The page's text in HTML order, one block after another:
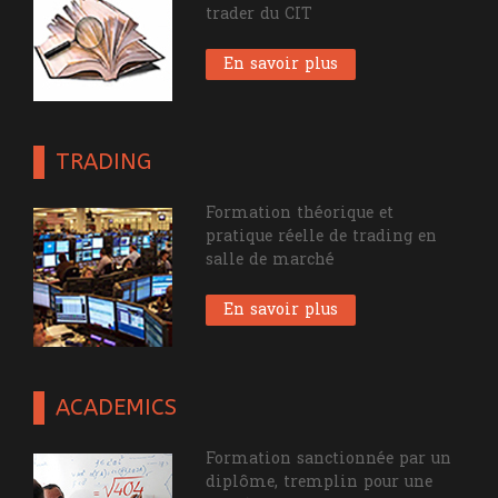
trader du CIT
En savoir plus
TRADING
Formation théorique et
pratique réelle de trading en
salle de marché
En savoir plus
ACADEMICS
Formation sanctionnée par un
diplôme, tremplin pour une